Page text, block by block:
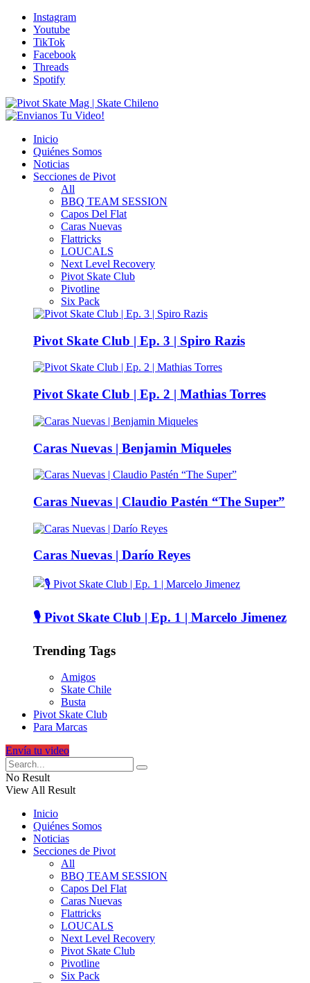
Instagram
Youtube
TikTok
Facebook
Threads
Spotify
Inicio
Quiénes Somos
Noticias
Secciones de Pivot
All
BBQ TEAM SESSION
Capos Del Flat
Caras Nuevas
Flattricks
LOUCALS
Next Level Recovery
Pivot Skate Club
Pivotline
Six Pack
Pivot Skate Club | Ep. 3 | Spiro Razis
Pivot Skate Club | Ep. 2 | Mathias Torres
Caras Nuevas | Benjamin Miqueles
Caras Nuevas | Claudio Pastén “The Super”
Caras Nuevas | Darío Reyes
🎙️ Pivot Skate Club | Ep. 1 | Marcelo Jimenez
Trending Tags
Amigos
Skate Chile
Busta
Pivot Skate Club
Para Marcas
Envía tu video
No Result
View All Result
Inicio
Quiénes Somos
Noticias
Secciones de Pivot
All
BBQ TEAM SESSION
Capos Del Flat
Caras Nuevas
Flattricks
LOUCALS
Next Level Recovery
Pivot Skate Club
Pivotline
Six Pack